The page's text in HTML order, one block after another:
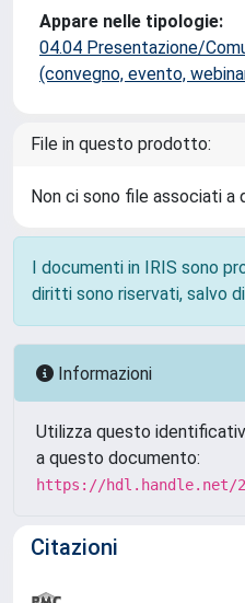
Appare nelle tipologie:
04.04 Presentazione/
(convegno, evento,
File in questo prodotto:
Non ci sono file associati
I documenti in IRIS sono
diritti sono riservati, salvo
Informazioni
Utilizza questo
a questo documento:
https://hdl.handle.net/
Citazioni